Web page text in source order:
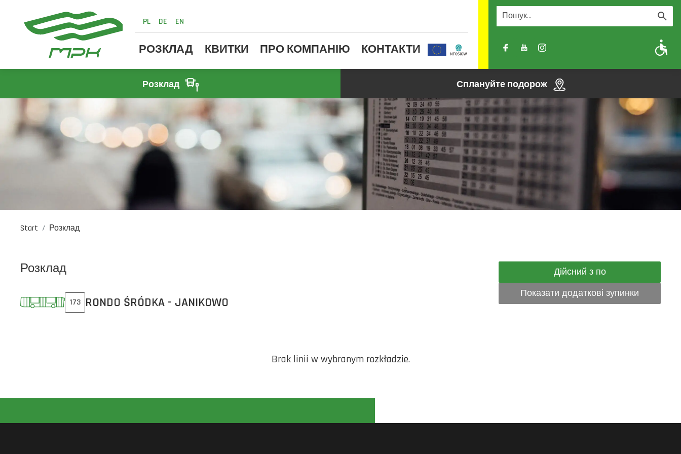
PL DE EN
РОЗКЛАД КВИТКИ ПРО КОМПАНІЮ КОНТАКТИ A- A A+
Розклад Сплануйте подорож
Start Розклад
Розклад
173 RONDO ŚRÓDKA - JANIKOWO
Дійсний з по
Показати додаткові зупинки
Brak linii w wybranym rozkładzie.